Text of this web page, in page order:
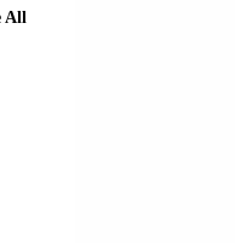
All